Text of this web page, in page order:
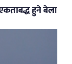
हुने बेला